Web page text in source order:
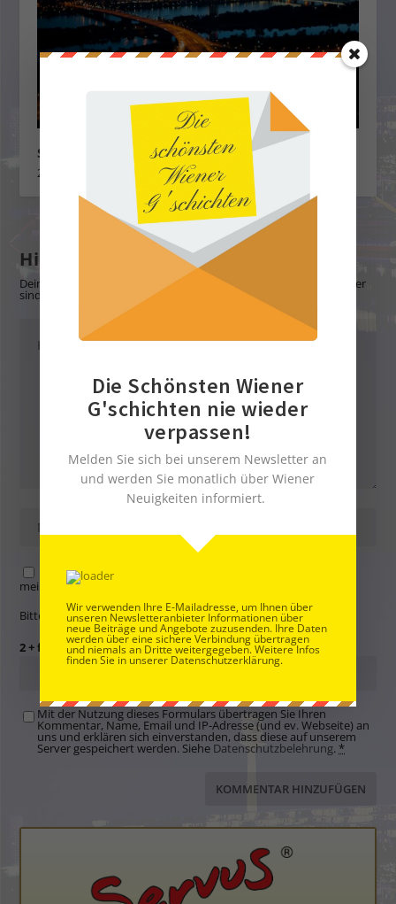
Silvester 2025/26 am Donauturm
26. November 2025
Hinterlasse eine Antwort
Deine E-Mail-Adresse wird nicht veröffentlicht. Erforderliche Felder
sind mit
Name, E-Mail-Adresse und Website in diesem Browser für
meinen nächsten Kommentar speichern.
Bitte gib eine Antwort in Ziffern ein:
2 + fünf =
Mit der Nutzung dieses Formulars übertragen Sie Ihren
Kommentar, Name, Email und IP-Adresse (und ev. Webseite) an
uns und erklären sich einverstanden, dass diese auf unserem
Server gespeichert werden. Siehe Datenschutzbelehrung.*
Die Schönsten Wiener
G'schichten nie wieder
verpassen!
Melden Sie sich bei unserem Newsletter an
und werden Sie monatlich über Wiener
Neuigkeiten informiert.
Wir verwenden Ihre E-Mailadresse, um Ihnen über
unseren Newsletteranbieter Informationen über
neue Beiträge und Angebote zuzusenden. Ihre Daten
werden über eine sichere Verbindung übertragen
und niemals an Dritte weitergegeben. Weitere Infos
finden Sie in unserer Datenschutzerklärung.